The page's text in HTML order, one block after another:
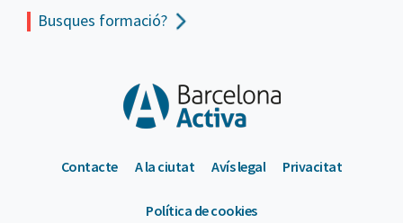
Busques formació?
Contacte A la ciutat Avís legal Privacitat
Política de cookies